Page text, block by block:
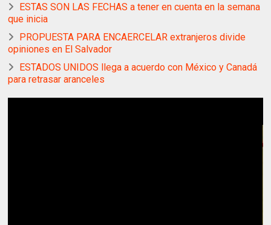
ESTAS SON LAS FECHAS a tener en cuenta en la semana
que inicia
PROPUESTA PARA ENCAERCELAR extranjeros divide
opiniones en El Salvador
ESTADOS UNIDOS llega a acuerdo con México y Canadá
para retrasar aranceles